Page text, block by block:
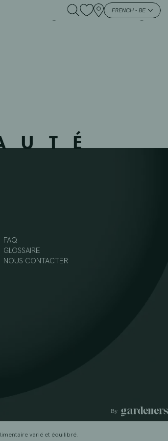
FRENCH - BE
– ZEMST
FAQ
GLOSSAIRE
NOUS CONTACTER
varié et équilibré.